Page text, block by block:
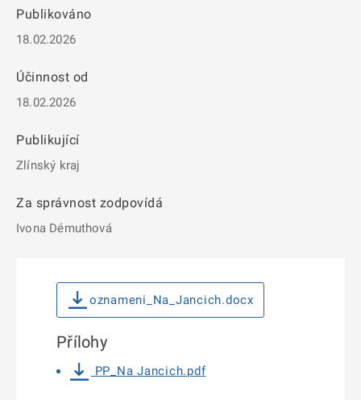
Publikováno
18.02.2026
Účinnost od
18.02.2026
Publikující
Zlínský kraj
Za správnost zodpovídá
Ivona Démuthová
oznameni_Na_Jancich.docx
Přílohy
PP_Na Jancich.pdf